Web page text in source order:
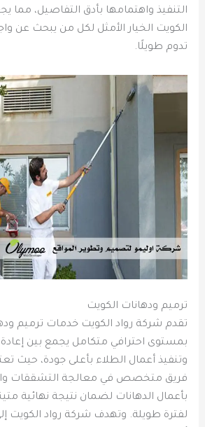
التنفيذ واهتمامها بأدق التفاصيل، مما
الكويت الخيار الأمثل لكل من يبحث عن
تدوم طويلًا.
ترميم ودهانات الكويت
تقدم شركة رواد الكويت خدمات ترميم
بمستوى احترافي متكامل يجمع بين إعادة
وتنفيذ أعمال الطلاء بأعلى جودة، حيث
فريق متخصص في معالجة التشققات
بأعمال الدهانات لضمان نتيجة نهائية
لفترة طويلة. وتهدف شركة رواد الكويت إلى